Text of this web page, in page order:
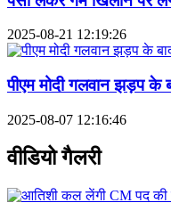
2025-08-21 12:19:26
पीएम मोदी गलवान झड़प के
2025-08-07 12:16:46
वीडियो गैलरी